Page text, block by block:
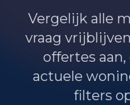
Overheid,
Landbouw,
Vervoer,
Vergelijk alle
vraag
offertes
actuele
filters